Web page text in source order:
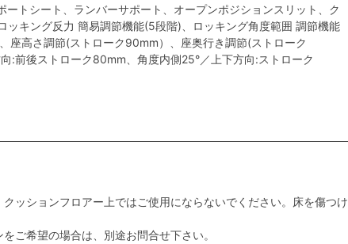
ートシート、ランバーサポート、オープンポジションスリット、ク
ッキング反力 簡易調節機能(5段階)、ロッキング角度範囲 調節機能
座高さ調節(ストローク90mm）、座奥行き調節(ストローク
:前後ストローク80mm、角度内側25°／上下方向:ストローク
ッションフロアー上ではご使用にならないでください。床を傷つけ
ご希望の場合は、別途お問合せ下さい。